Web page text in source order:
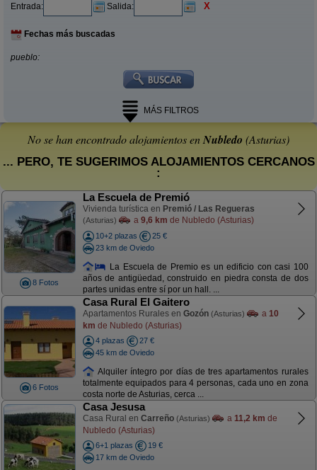
Entrada: Salida: X
Fechas más buscadas
pueblo:
MÁS FILTROS
No se han encontrado alojamientos enNubledo (Asturias)
... PERO, TE SUGERIMOS ALOJAMIENTOS CERCANOS
:
8 Fotos
La Escuela de Premió
Vivienda turística en Premió / Las Regueras
(Asturias) a 9,6 km de Nubledo (Asturias)
10+2 plazas
25 €
23 km de Oviedo
La Escuela de Premio es un edificio con casi 100
años de antigüedad, construido en piedra consta de dos
partes unidas entre sí por un hall. ...
6 Fotos
Casa Rural El Gaitero
Apartamentos Rurales en Gozón (Asturias) a 10
km de Nubledo (Asturias)
4 plazas
27 €
45 km de Oviedo
Alquiler íntegro por días de tres apartamentos rurales
totalmente equipados para 4 personas, cada uno en zona
costa norte de Asturias, cerca ...
Casa Jesusa
Casa Rural en Carreño (Asturias) a 11,2 km de
Nubledo (Asturias)
6+1 plazas
19 €
17 km de Oviedo